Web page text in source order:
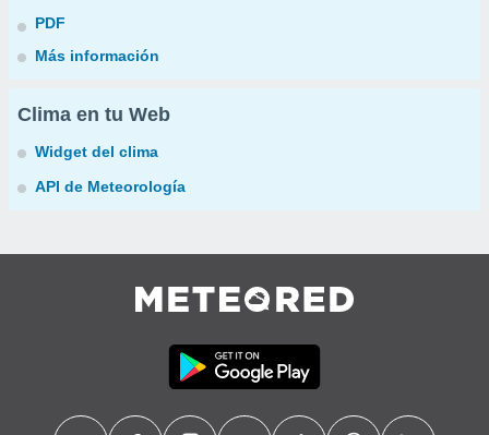
PDF
Más información
Clima en tu Web
Widget del clima
API de Meteorología